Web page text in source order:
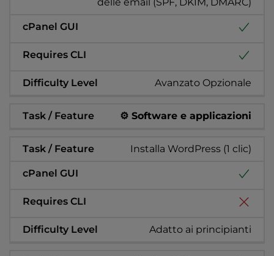
delle email (SPF, DKIM, DMARC)
Avanzato Opzionale
⚙️ Software e applicazioni
Installa WordPress (1 clic)
Adatto ai principianti